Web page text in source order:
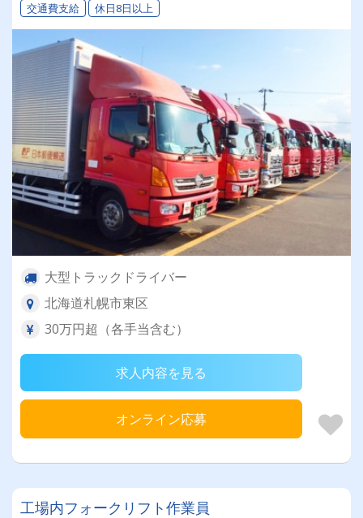
交通費支給 休日8日以上
大型トラックドライバー
北海道札幌市東区
30万円超（各手当含む）
求人内容を見る
オンライン応募
工場内フォークリフト作業員